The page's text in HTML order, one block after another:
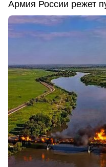
Армия России режет